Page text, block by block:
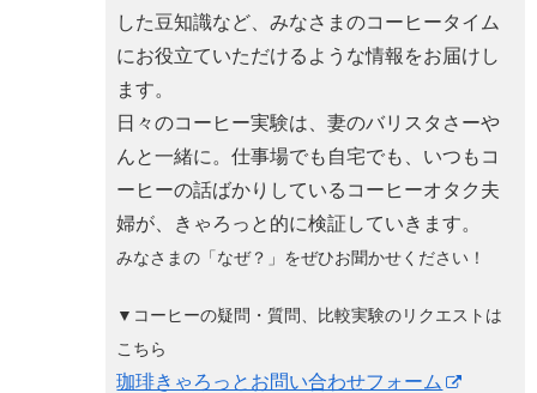
した豆知識など、みなさまのコーヒータイム
にお役立ていただけるような情報をお届けし
ます。
日々のコーヒー実験は、妻のバリスタさーや
んと一緒に。仕事場でも自宅でも、いつもコ
ーヒーの話ばかりしているコーヒーオタク夫
婦が、きゃろっと的に検証していきます。
みなさまの「なぜ？」をぜひお聞かせください！
▼コーヒーの疑問・質問、比較実験のリクエストは
こちら
珈琲きゃろっとお問い合わせフォーム